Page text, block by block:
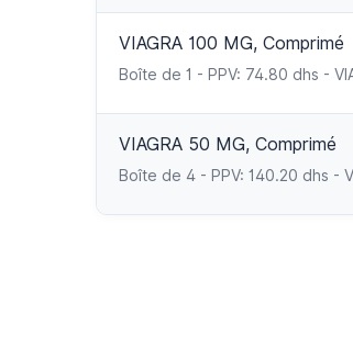
VIAGRA 100 MG, Comprimé
Boîte de 1 - PPV: 74.80 dhs -
VIAGRA 50 MG, Comprimé
Boîte de 4 - PPV: 140.20 dhs -